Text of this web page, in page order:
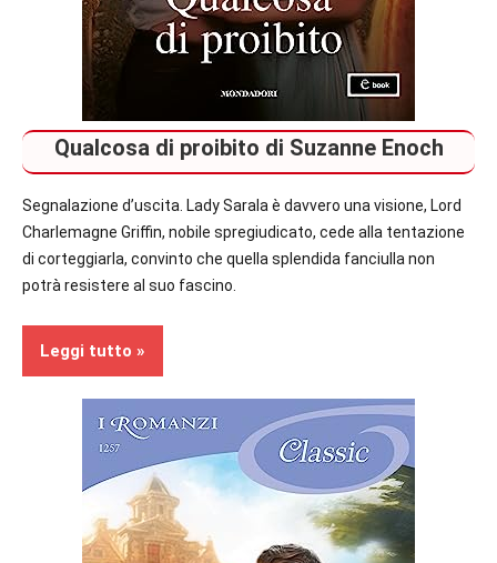
Qualcosa di proibito di Suzanne Enoch
Segnalazione d’uscita. Lady Sarala è davvero una visione, Lord
Charlemagne Griffin, nobile spregiudicato, cede alla tentazione
di corteggiarla, convinto che quella splendida fanciulla non
potrà resistere al suo fascino.
Leggi tutto
Prossime